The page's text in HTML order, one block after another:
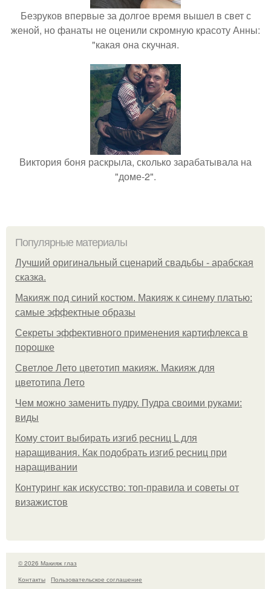
Безруков впервые за долгое время вышел в свет с
женой, но фанаты не оценили скромную красоту Анны:
"какая она скучная.
Виктория боня раскрыла, сколько зарабатывала на
"доме-2".
Популярные материалы
Лучший оригинальный сценарий свадьбы - арабская
сказка.
Макияж под синий костюм. Макияж к синему платью:
самые эффектные образы
Секреты эффективного применения картифлекса в
порошке
Светлое Лето цветотип макияж. Макияж для
цветотипа Лето
Чем можно заменить пудру. Пудра своими руками:
виды
Кому стоит выбирать изгиб ресниц L для
наращивания. Как подобрать изгиб ресниц при
наращивании
Контуринг как искусство: топ-правила и советы от
визажистов
© 2026 Макияж глаз
Контакты
Пользовательское соглашение